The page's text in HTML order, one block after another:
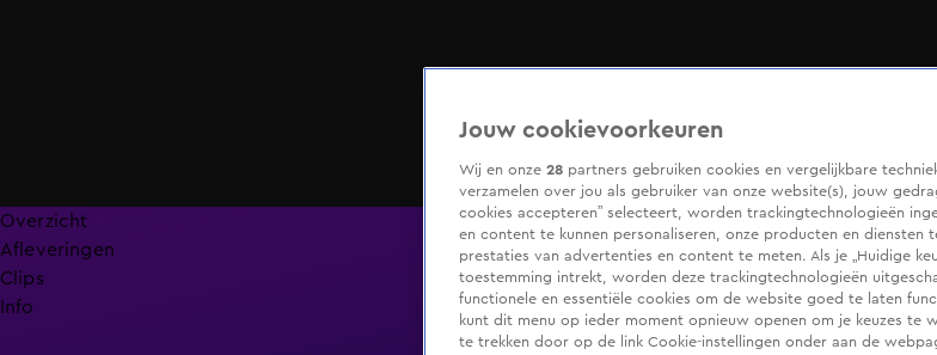
Overzicht
Afleveringen
Clips
Info
Jouw cookievoorkeuren
Wij en onze 28 partners gebruiken cookies en vergelijkbare
verzamelen over jou als gebruiker van onze website(s), jouw
cookies accepteren” selecteert, worden trackingtechnologieën
en content te kunnen personaliseren, onze producten en diensten
prestaties van advertenties en content te meten. Als je „Huidige
toestemming intrekt, worden deze trackingtechnologieën
functionele en essentiële cookies om de website goed te laten
kunt dit menu op ieder moment opnieuw openen om je keuzes te
te trekken door op de link Cookie-instellingen onder aan de